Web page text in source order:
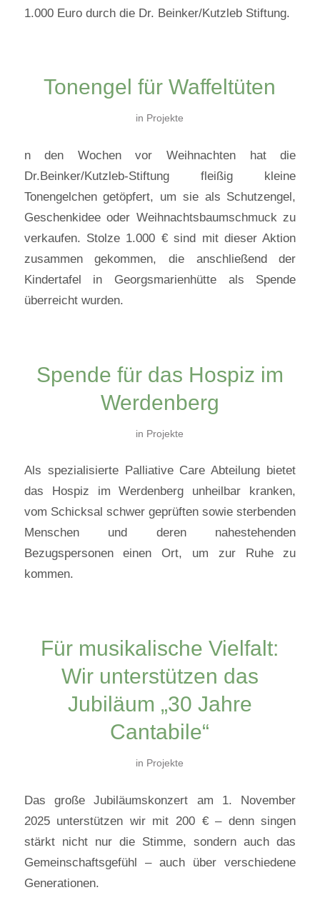
1.000 Euro durch die Dr. Beinker/Kutzleb Stiftung.
Tonengel für Waffeltüten
in Projekte
n den Wochen vor Weihnachten hat die
Dr.Beinker/Kutzleb-Stiftung fleißig kleine
Tonengelchen getöpfert, um sie als Schutzengel,
Geschenkidee oder Weihnachtsbaumschmuck zu
verkaufen. Stolze 1.000 € sind mit dieser Aktion
zusammen gekommen, die anschließend der
Kindertafel in Georgsmarienhütte als Spende
überreicht wurden.
Spende für das Hospiz im
Werdenberg
in Projekte
Als spezialisierte Palliative Care Abteilung bietet
das Hospiz im Werdenberg unheilbar kranken,
vom Schicksal schwer geprüften sowie sterbenden
Menschen und deren nahestehenden
Bezugspersonen einen Ort, um zur Ruhe zu
kommen.
Für musikalische Vielfalt:
Wir unterstützen das
Jubiläum „30 Jahre
Cantabile“
in Projekte
Das große Jubiläumskonzert am 1. November
2025 unterstützen wir mit 200 € – denn singen
stärkt nicht nur die Stimme, sondern auch das
Gemeinschaftsgefühl – auch über verschiedene
Generationen.